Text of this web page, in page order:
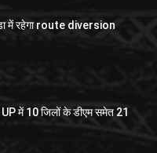
में रहेगा route diversion
में 10 जिलों के डीएम समेत 21